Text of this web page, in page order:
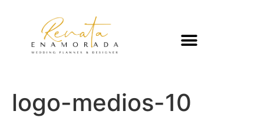
logo-medios-10